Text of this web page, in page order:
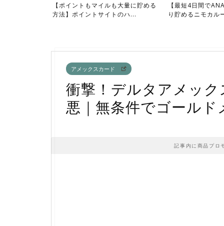
【ポイントもマイルも大量に貯める
方法】ポイントサイトのハ...
【最短4日間で
り貯めるニモカル
アメックスカード
衝撃！デルタアメッ
悪｜無条件でゴール
記事内に商品プロ